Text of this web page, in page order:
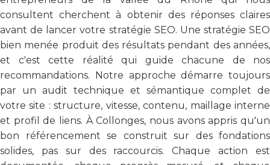
consultent cherchent à obtenir des réponses claires
avant de lancer votre stratégie SEO. Une stratégie SEO
bien menée produit des résultats pendant des années,
et c'est cette réalité qui guide chacune de nos
recommandations. Notre approche démarre toujours
par un audit technique et sémantique complet de
votre site : structure, vitesse, contenu, maillage interne
et profil de liens. À Collonges, nous avons appris qu'un
bon référencement se construit sur des fondations
solides, pas sur des raccourcis. Chaque action est